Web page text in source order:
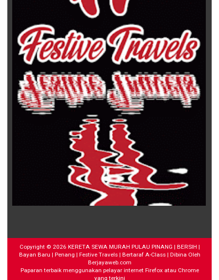
Copyright © 2026 KERETA SEWA MURAH PULAU PINANG | BERSIH |
Bayan Baru | Penang | Festive Travels | Bertaraf A-Class| Dibina Oleh
Berjayaweb.com
Paparan terbaik menggunakan pelayar internet Firefox atau Chrome
yang terkini